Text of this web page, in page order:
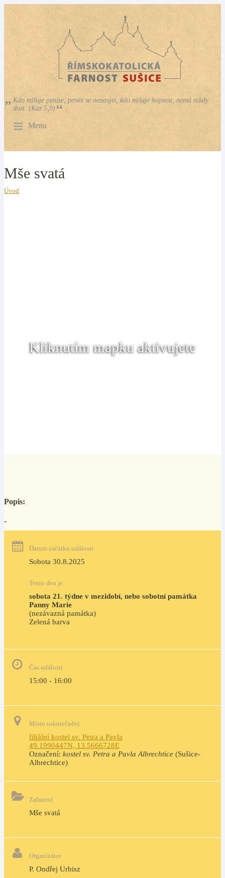
Kdo miluje peníze, peněz se nenasytí, kdo miluje hojnost, nemá nikdy
dost. (Kaz 5,9)
Menu
Mše svatá
Úvod
Kliknutím mapku aktivujete
Popis:
-
Datum začátku události
Sobota 30.8.2025
Tento den je:
sobota 21. týdne v mezidobí, nebo sobotní památka
Panny Marie
(nezávazná památka)
Zelená barva
Čas události
15:00 - 16:00
Místo uskutečnění
filiální kostel sv. Petra a Pavla
49.1990447N, 13.5666728E
Označení: kostel sv. Petra a Pavla Albrechtice (Sušice-
Albrechtice)
Zařazení
Mše svatá
Organizátor
P. Ondřej Urbisz